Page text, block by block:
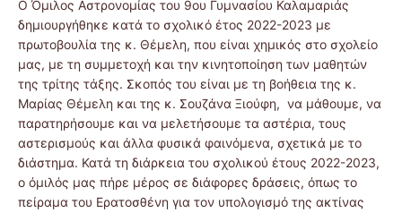
Ο Όμιλος Αστρονομίας του 9ου Γυμνασίου Καλαμαριάς
δημιουργήθηκε κατά το σχολικό έτος 2022-2023 με
πρωτοβουλία της κ. Θέμελη, που είναι χημικός στο σχολείο
μας, με τη συμμετοχή και την κινητοποίηση των μαθητών
της τρίτης τάξης. Σκοπός του είναι με τη βοήθεια της κ.
Μαρίας Θέμελη και της κ. Σουζάνα Ξιούφη, να μάθουμε, να
παρατηρήσουμε και να μελετήσουμε τα αστέρια, τους
αστερισμούς και άλλα φυσικά φαινόμενα, σχετικά με το
διάστημα. Κατά τη διάρκεια του σχολικού έτους 2022-2023,
ο όμιλός μας πήρε μέρος σε διάφορες δράσεις, όπως το
πείραμα του Ερατοσθένη για τον υπολογισμό της ακτίνας